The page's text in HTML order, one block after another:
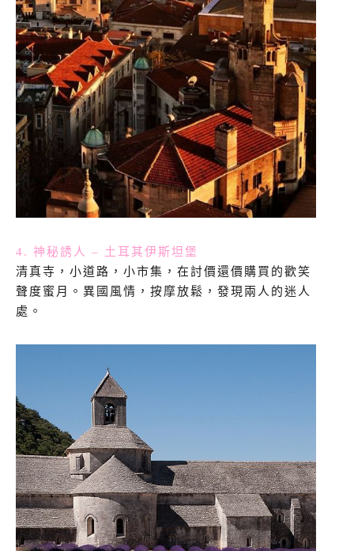
4. 神秘誘人 – 土耳其伊斯坦堡
清真寺，小道路，小市集，在討價還價購買的歡笑
聲度蜜月。異國風情，按摩放鬆，發現兩人的迷人
處。